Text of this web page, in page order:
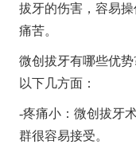
拔牙的伤害，容易
痛苦。
微创拔牙有哪些优
以下几方面：
-疼痛小：微创拔牙
群很容易接受。